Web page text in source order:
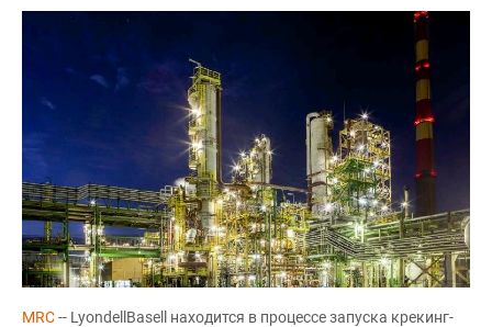
MRC-- LyondellBasell находится в процессе запуска крекинг-